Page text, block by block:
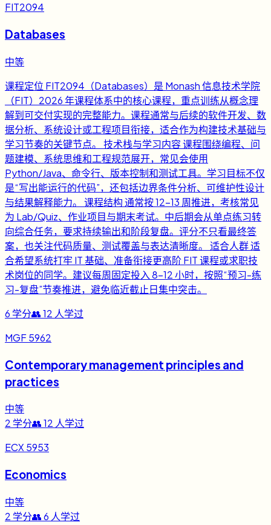
FIT2094
Databases
中等
课程定位 FIT2094（Databases）是 Monash 信息技术学院
（FIT）2026 年课程体系中的核心课程，重点训练从概念理
解到可交付实现的完整能力。课程通常与后续的软件开发、数
据分析、系统设计或工程项目衔接，适合作为构建技术基础与
学习节奏的关键节点。 技术栈与学习内容 课程围绕编程、问
题建模、系统思维和工程规范展开，常见会使用
Python/Java、命令行、版本控制和测试工具。学习目标不仅
是“写出能运行的代码”，还包括边界条件分析、可维护性设计
与结果解释能力。 课程结构 通常按 12-13 周推进，考核常见
为 Lab/Quiz、作业项目与期末考试。中后期会从单点练习转
向综合任务，要求持续输出和阶段复盘。评分不只看最终答
案，也关注代码质量、测试覆盖与表达清晰度。 适合人群 适
合希望系统打牢 IT 基础、准备衔接更高阶 FIT 课程或求职技
术岗位的同学。建议每周固定投入 8-12 小时，按照“预习-练
习-复盘”节奏推进，避免临近截止日集中突击。
6 学分👥12 人学过
MGF 5962
Contemporary management principles and
practices
中等
2 学分👥12 人学过
ECX 5953
Economics
中等
2 学分👥6 人学过